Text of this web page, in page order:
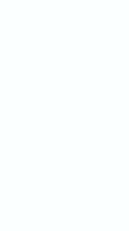
İnternet
yenilenmesi
internet
Delta
Adres: